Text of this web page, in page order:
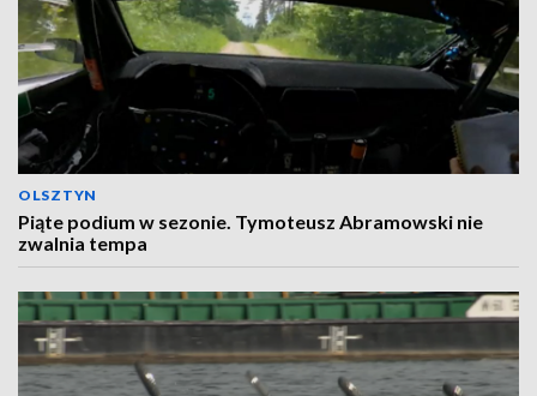
OLSZTYN
Piąte podium w sezonie. Tymoteusz Abramowski nie
zwalnia tempa